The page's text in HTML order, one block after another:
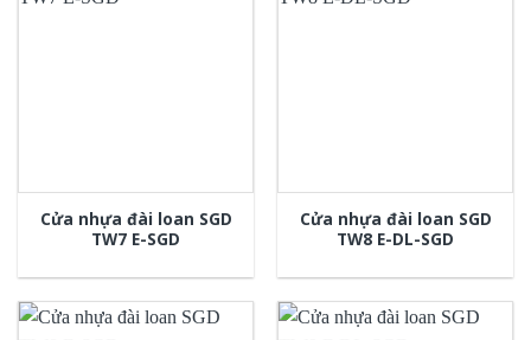
Cửa nhựa đài loan SGD
TW7 E-SGD
Cửa nhựa đài loan SGD
TW8 E-DL-SGD